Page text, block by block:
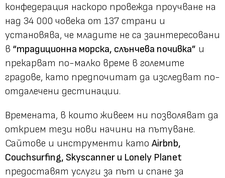
конфедерация наскоро провежда проучване на
над 34 000 човека от 137 страни и
установява, че младите не са заинтересовани
в “традиционна морска, слънчева почивка” и
прекарват по-малко време в големите
градове, като предпочитат да изследват по-
отдалечени дестинации.
Времената, в които живеем ни позволяват да
открием тези нови начини на пътуване.
Сайтове и инструменти като Airbnb,
Couchsurfing, Skyscanner и Lonely Planet
предоставят услуги за път и спане за